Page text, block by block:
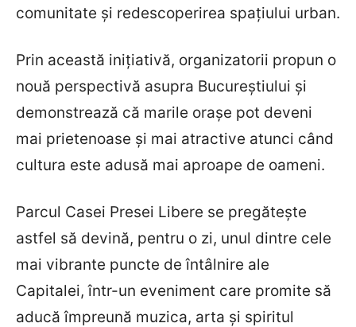
comunitate și redescoperirea spațiului urban.
Prin această inițiativă, organizatorii propun o
nouă perspectivă asupra Bucureștiului și
demonstrează că marile orașe pot deveni
mai prietenoase și mai atractive atunci când
cultura este adusă mai aproape de oameni.
Parcul Casei Presei Libere se pregătește
astfel să devină, pentru o zi, unul dintre cele
mai vibrante puncte de întâlnire ale
Capitalei, într-un eveniment care promite să
aducă împreună muzica, arta și spiritul